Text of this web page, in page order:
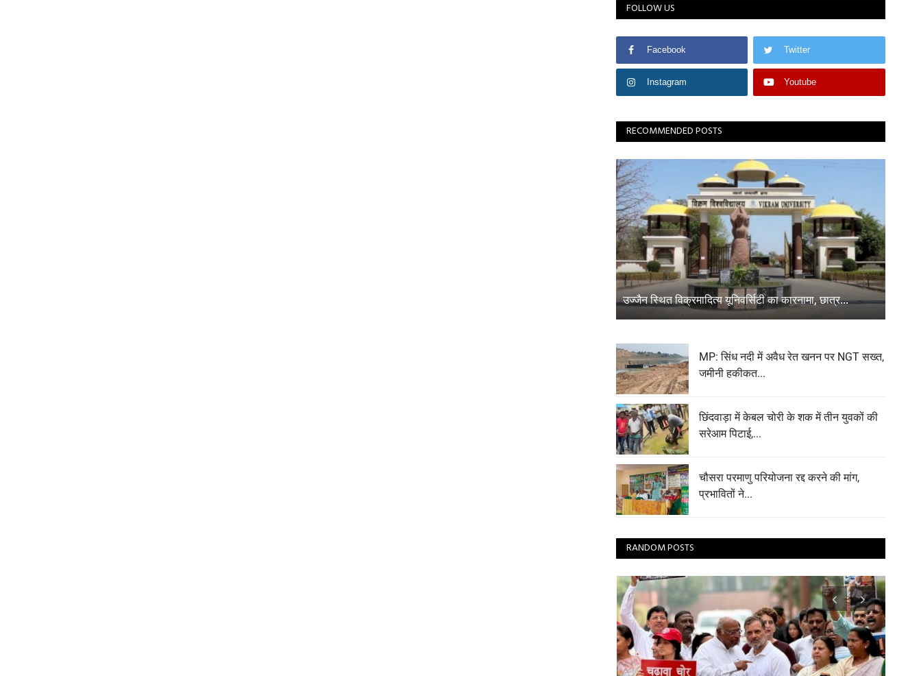
FOLLOW US
Facebook Twitter
Instagram Youtube
RECOMMENDED POSTS
उज्जैन स्थित विक्रमादित्य यूनिवर्सिटी का कारनामा, छात्र...
MP: सिंध नदी में अवैध रेत खनन पर NGT सख्त,
जमीनी हकीकत...
छिंदवाड़ा में केबल चोरी के शक में तीन युवकों की
सरेआम पिटाई,...
चौसरा परमाणु परियोजना रद्द करने की मांग,
प्रभावितों ने...
RANDOM POSTS